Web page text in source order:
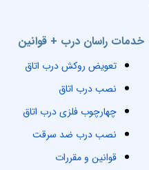
خدمات راسان درب + قوانین
تعویض روکش درب اتاق
نصب درب اتاق
چهارچوب فلزی درب اتاق
نصب درب ضد سرقت
قوانین و مقررات